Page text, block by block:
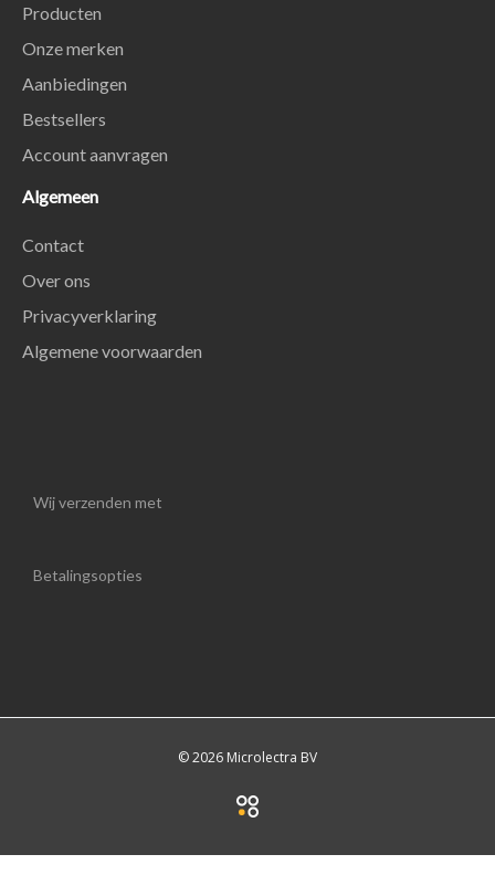
Producten
Onze merken
Aanbiedingen
Bestsellers
Account aanvragen
Algemeen
Contact
Over ons
Privacyverklaring
Algemene voorwaarden
Wij verzenden met
Betalingsopties
© 2026 Microlectra BV